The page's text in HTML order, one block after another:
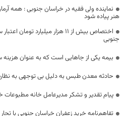
نماینده ولی فقیه در خراسان جنوبی : همه
هنر پیاده شود
اختصاص بیش از ۱۱ هزار میلیارد
جنوبی
بیمه یکی از جاهایی است که به عنوان هزینه
حادثه معدن طبس به دلیل بی توجهی به
پیام تقدیر و تشکر مدیرعامل خانه مطبوعات
تفاهم‌نامه خرید زعفران خراسان جنوبی با